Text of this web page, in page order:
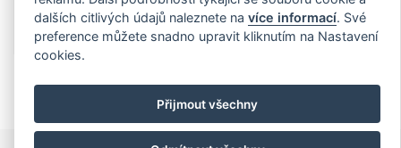
Přidat server Propagace Co je RSS o
rssMonitor.cz Partneři Reklama Podmínky používání Ochrana
osobních údajů Kontakt
provozovatel nezodpovídá za obsah a jeho následky.
dalších citlivých údajů naleznete navíce informací. Své
preference můžete snadno upravit kliknutím na Nastavení
cookies.
Přijmout všechny